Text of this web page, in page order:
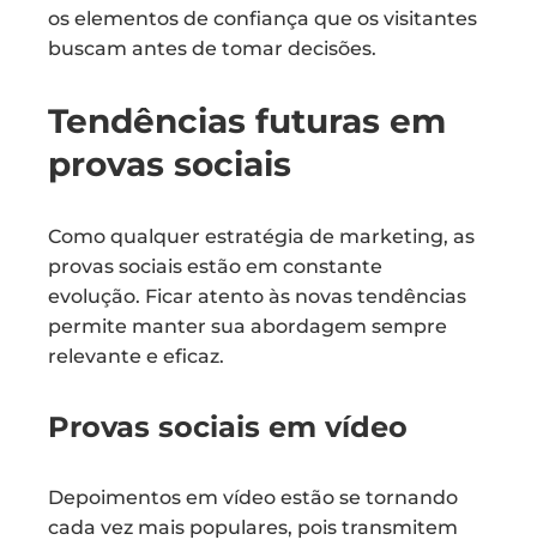
os elementos de confiança que os visitantes
buscam antes de tomar decisões.
Tendências futuras em
provas sociais
Como qualquer estratégia de marketing, as
provas sociais estão em constante
evolução. Ficar atento às novas tendências
permite manter sua abordagem sempre
relevante e eficaz.
Provas sociais em vídeo
Depoimentos em vídeo estão se tornando
cada vez mais populares, pois transmitem